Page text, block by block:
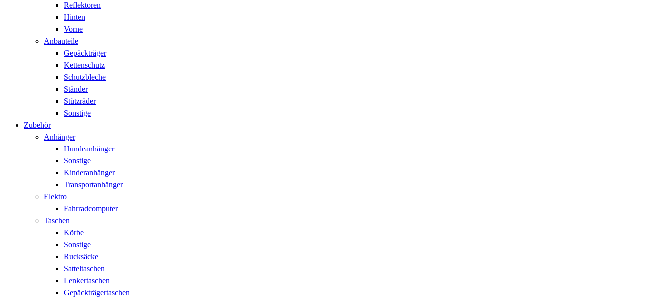
Reflektoren
Hinten
Vorne
Anbauteile
Gepäckträger
Kettenschutz
Schutzbleche
Ständer
Stützräder
Sonstige
Zubehör
Anhänger
Hundeanhänger
Sonstige
Kinderanhänger
Transportanhänger
Elektro
Fahrradcomputer
Taschen
Körbe
Sonstige
Rucksäcke
Satteltaschen
Lenkertaschen
Gepäckträgertaschen